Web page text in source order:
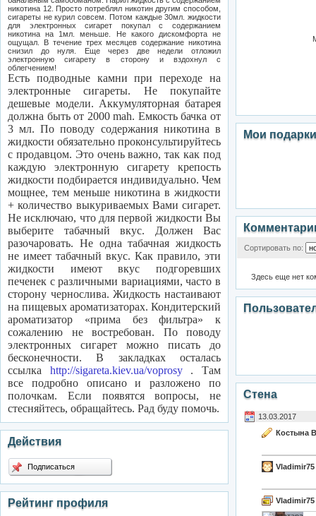
никотина 12. Просто потреблял никотин другим способом,
сигареты не курил совсем. Потом каждые 30мл. жидкости
для электронных сигарет покупал с содержанием
никотина на 1мл. меньше. Не какого дискомфорта не
ощущал. В течение трех месяцев содержание никотина
снизил до нуля. Еще через две недели отложил
электронную сигарету в сторону и вздохнул с
облегчением!
Есть подводные камни при переходе на
электронные сигареты. Не покупайте
дешевые модели. Аккумуляторная батарея
должна быть от 2000 mah. Емкость бачка от
3 мл. По поводу содержания никотина в
жидкости обязательно проконсультируйтесь
с продавцом. Это очень важно, так как под
каждую электронную сигарету крепость
жидкости подбирается индивидуально. Чем
мощнее, тем меньше никотина в жидкости
+ количество выкуриваемых Вами сигарет.
Не исключаю, что для первой жидкости Вы
выберите табачный вкус. Должен Вас
разочаровать. Не одна табачная жидкость
не имеет табачный вкус. Как правило, эти
жидкости имеют вкус подгоревших
печенек с различными вариациями, часто в
сторону чернослива. Жидкость настаивают
на пищевых ароматизаторах. Кондитерский
ароматизатор «прима без фильтра» к
сожалению не востребован. По поводу
электронных сигарет можно писать до
бесконечности. В закладках осталась
ссылка http://sigareta.kiev.ua/voprosy. Там
все подробно описано и разложено по
полочкам. Если появятся вопросы, не
стесняйтесь, обращайтесь. Рад буду помочь.
Действия
Подписаться
Рейтинг профиля
Мои подарки
Сортировать по:
Здесь еще нет
Стена
13.03.2017
Костына
Vladimir75
Vladimir75